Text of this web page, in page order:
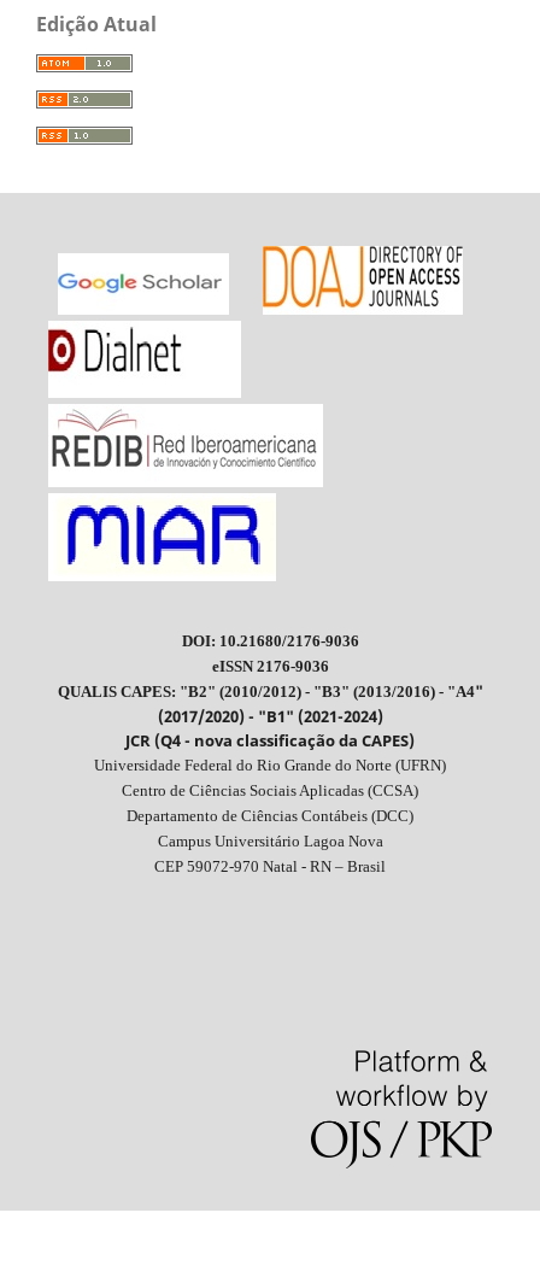
Edição Atual
DOI: 10.21680/2176-9036
eISSN 2176-9036
QUALIS CAPES: "B2" (2010/2012) - "B3" (2013/2016) - "A4"
(2017/2020) - "B1" (2021-2024)
JCR (Q4 - nova classificação da CAPES)
Universidade Federal do Rio Grande do Norte (UFRN)
Centro de Ciências Sociais Aplicadas (CCSA)
Departamento de Ciências Contábeis (DCC)
Campus Universitário Lagoa Nova
CEP 59072-970 Natal - RN – Brasil